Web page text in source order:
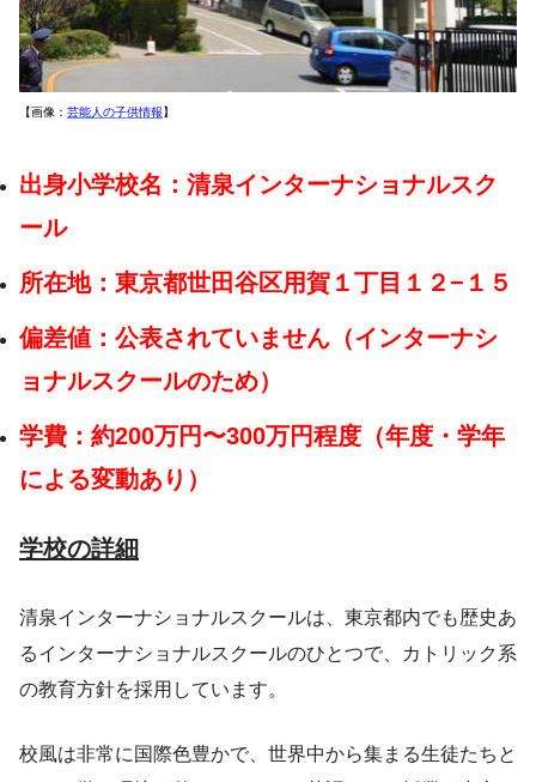
【画像： 芸能人の子供情報】
出身小学校名：清泉インターナショナルスク
ール
所在地：東京都世田谷区用賀１丁目１２−１５
偏差値：公表されていません（インターナシ
ョナルスクールのため）
学費：約200万円〜300万円程度（年度・学年
による変動あり）
学校の詳細
清泉インターナショナルスクールは、東京都内でも歴史あ
るインターナショナルスクールのひとつで、カトリック系
の教育方針を採用しています。
校風は非常に国際色豊かで、世界中から集まる生徒たちと